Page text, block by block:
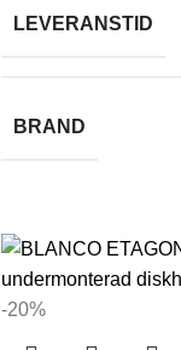
LEVERANSTID
BRAND
-20%